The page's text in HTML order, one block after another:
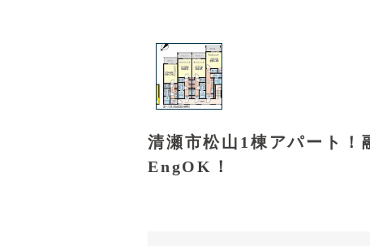
清瀬市松山1棟アパート！
EngOK！